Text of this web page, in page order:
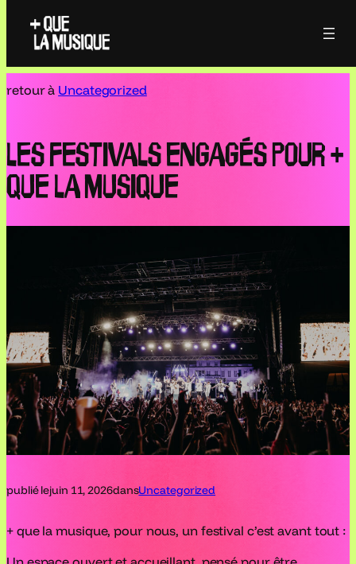
retour à Uncategorized
LES FESTIVALS ENGAGÉS POUR +
QUE LA MUSIQUE
publié lejuin 11, 2026dansUncategorized
+ que la musique, pour nous, un festival c’est avant tout :